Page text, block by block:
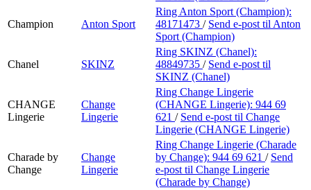
Champion Anton Sport
Ring Anton Sport (Champion):
48171473 / Send e-post til Anton
Sport (Champion)
Chanel SKINZ
Ring SKINZ (Chanel):
48849735 / Send e-post til
SKINZ (Chanel)
CHANGE
Lingerie
Change
Lingerie
Ring Change Lingerie
(CHANGE Lingerie): 944 69
621 / Send e-post til Change
Lingerie (CHANGE Lingerie)
Charade by
Change
Change
Lingerie
Ring Change Lingerie (Charade
by Change): 944 69 621 / Send
e-post til Change Lingerie
(Charade by Change)